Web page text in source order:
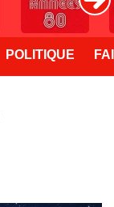
POLITIQUE